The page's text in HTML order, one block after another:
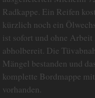
Radkappe. Ein Reifen
kürzlich noch ein
ist sofort und ohne
abholbereit. Die
Mängel bestanden und
komplette Bordmappe
vorhanden.